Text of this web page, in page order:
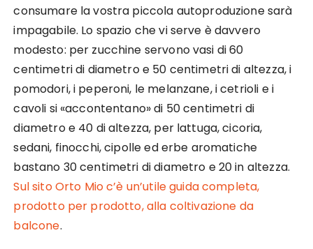
consumare la vostra piccola autoproduzione sarà
impagabile. Lo spazio che vi serve è davvero
modesto: per zucchine servono vasi di 60
centimetri di diametro e 50 centimetri di altezza, i
pomodori, i peperoni, le melanzane, i cetrioli e i
cavoli si «accontentano» di 50 centimetri di
diametro e 40 di altezza, per lattuga, cicoria,
sedani, finocchi, cipolle ed erbe aromatiche
bastano 30 centimetri di diametro e 20 in altezza.
Sul sito Orto Mio c’è un’utile guida completa,
prodotto per prodotto, alla coltivazione da
balcone.